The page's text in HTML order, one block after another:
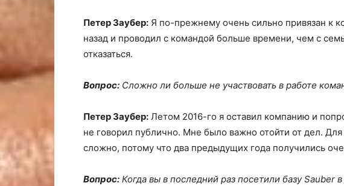
Петер Заубер: Я по-прежнему очень сильно привязан к
назад и проводил с командой больше времени, чем с
отказаться.
Вопрос: Сложно ли больше не участвовать в работе
Петер Заубер: Летом 2016-го я оставил компанию и
не говорил публично. Мне было важно отойти от дел.
сложно, потому что два предыдущих года получились
Вопрос: Когда вы в последний раз посетили базу Sauber